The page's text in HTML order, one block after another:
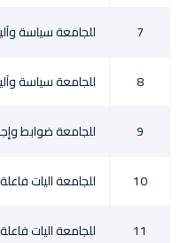
7 للجامعة سياسة
8 للجامعة سياسة
9 للجامعة ضوابط
10 للجامعة اليات
11 للجامعة اليات